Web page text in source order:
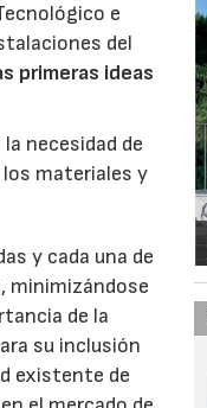
e
del
primeras ideas
necesidad de
materiales y
y cada una de
minimizándose
de la
su inclusión
existente de